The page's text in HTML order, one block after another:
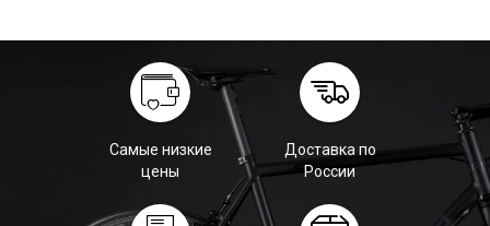
Самые низкие
цены
Доставка по
России